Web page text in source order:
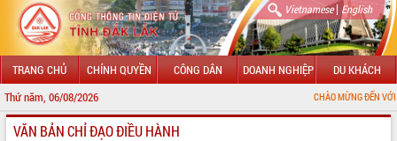
Vietnamese| English
TRANG CHỦ CHÍNH QUYỀN CÔNG DÂN DOANH NGHIỆP DU KHÁCH
Thứ năm, 06/08/2026 CHÀO MỪNG ĐẾN VỚI CỔNG
GIỚI THIỆU
VĂN BẢN CHỈ ĐẠO ĐIỀU HÀNH